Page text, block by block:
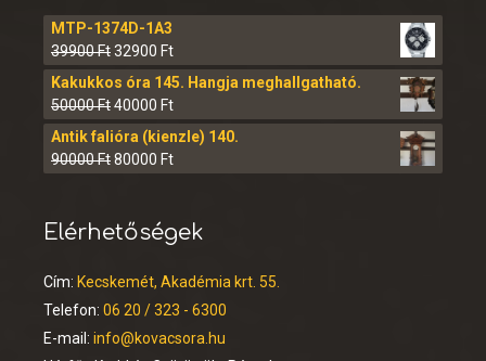
MTP-1374D-1A3
39900Ft32900 Ft
Kakukkos óra 145. Hangja meghallgatható.
50000Ft40000 Ft
Antik falióra (kienzle) 140.
90000Ft80000 Ft
Elérhetőségek
Cím: Kecskemét, Akadémia krt. 55.
Telefon: 06 20 / 323 - 6300
E-mail: info@kovacsora.hu